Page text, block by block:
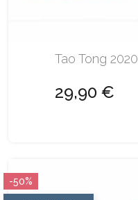
Tao Tong 2020
29,90 €
-50%